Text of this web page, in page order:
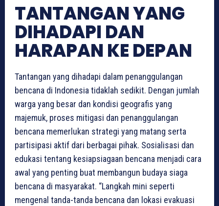
TANTANGAN YANG
DIHADAPI DAN
HARAPAN KE DEPAN
Tantangan yang dihadapi dalam penanggulangan
bencana di Indonesia tidaklah sedikit. Dengan jumlah
warga yang besar dan kondisi geografis yang
majemuk, proses mitigasi dan penanggulangan
bencana memerlukan strategi yang matang serta
partisipasi aktif dari berbagai pihak. Sosialisasi dan
edukasi tentang kesiapsiagaan bencana menjadi cara
awal yang penting buat membangun budaya siaga
bencana di masyarakat. “Langkah mini seperti
mengenal tanda-tanda bencana dan lokasi evakuasi